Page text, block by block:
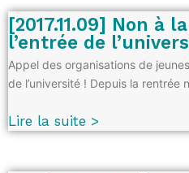
[2017.11.09] Non à
l’entrée de
Appel des organisations de
de l’université ! Depuis la
Lire la suite >